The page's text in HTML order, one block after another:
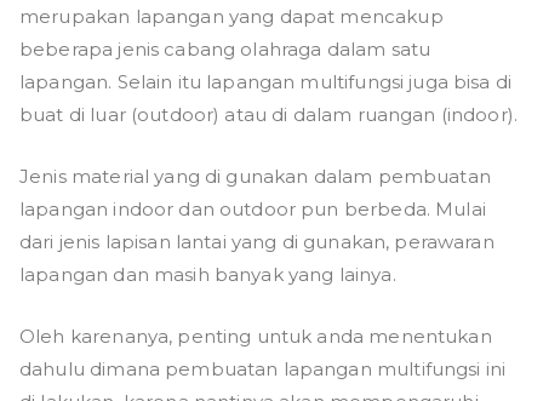
merupakan lapangan yang dapat mencakup
beberapa jenis cabang olahraga dalam satu
lapangan. Selain itu lapangan multifungsi juga bisa di
buat di luar (outdoor) atau di dalam ruangan (indoor).
Jenis material yang di gunakan dalam pembuatan
lapangan indoor dan outdoor pun berbeda. Mulai
dari jenis lapisan lantai yang di gunakan, perawaran
lapangan dan masih banyak yang lainya.
Oleh karenanya, penting untuk anda menentukan
dahulu dimana pembuatan lapangan multifungsi ini